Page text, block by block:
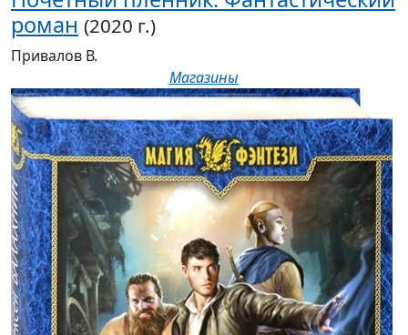
роман (2020 г.)
Привалов В.
Магазины